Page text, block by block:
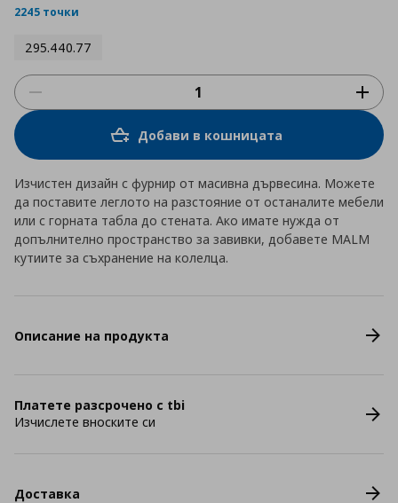
2245 точки
295.440.77
Добави в кошницата
Изчистен дизайн с фурнир от масивна дървесина. Можете
да поставите леглото на разстояние от останалите мебели
или с горната табла до стената. Ако имате нужда от
допълнително пространство за завивки, добавете MALM
кутиите за съхранение на колелца.
Описание на продукта
Платете разсрочено с tbi
Изчислете вноските си
Доставка